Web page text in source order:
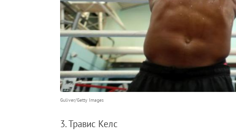
Guliver/Getty Images
3. Травис Келс